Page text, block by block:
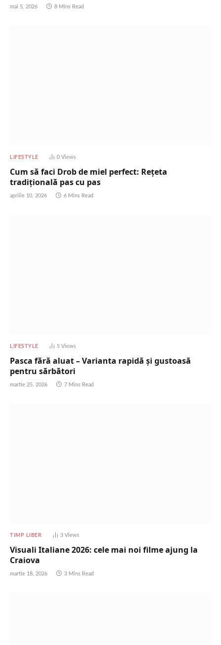
mai 5, 2026 8 Mins Read
LIFESTYLE 0 Views
Cum să faci Drob de miel perfect: Rețeta
tradițională pas cu pas
aprilie 10, 2026 6 Mins Read
LIFESTYLE 5 Views
Pasca fără aluat – Varianta rapidă și gustoasă
pentru sărbători
martie 25, 2026 7 Mins Read
TIMP LIBER 3 Views
Visuali Italiane 2026: cele mai noi filme ajung la
Craiova
martie 18, 2026 3 Mins Read